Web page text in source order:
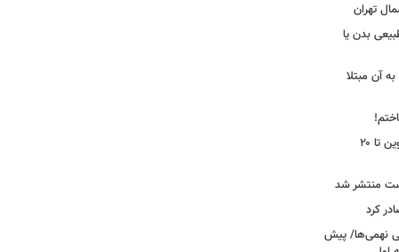
تهران
بدن یا
آن مبتلا
محدودیت تردد در آزادراه تهران کرج قزوین تا ۲۰
منتشر شد
کرد
نهمی‌ها/ پیش